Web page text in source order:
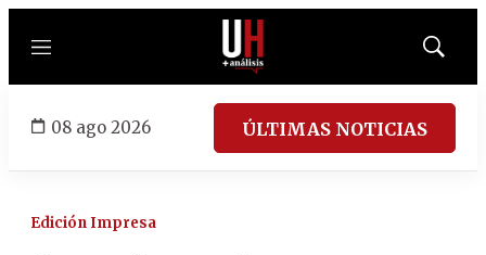
Menú
Mostrar
08 ago 2026 ÚLTIMAS NOTICIAS
Edición Impresa